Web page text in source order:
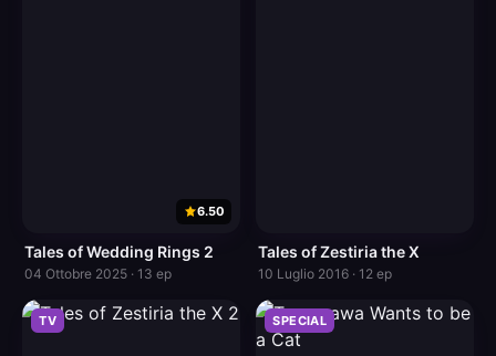
6.50
Tales of Wedding Rings 2
04 Ottobre 2025 · 13 ep
Tales of Zestiria the X
10 Luglio 2016 · 12 ep
TV SPECIAL